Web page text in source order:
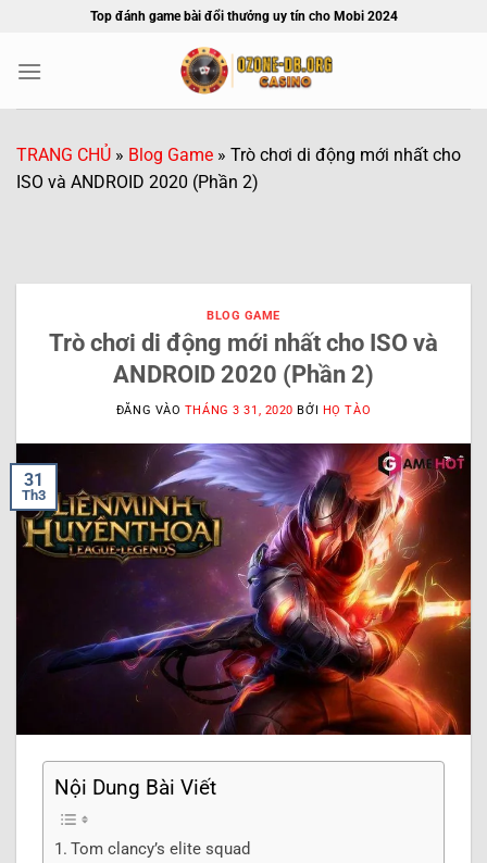
nội
Top đánh game bài đổi thưởng uy tín cho Mobi 2024
TRANG CHỦ » Blog Game » Trò chơi di động mới nhất cho
ISO và ANDROID 2020 (Phần 2)
BLOG GAME
Trò chơi di động mới nhất cho ISO và
ANDROID 2020 (Phần 2)
ĐĂNG VÀO THÁNG 3 31, 2020 BỞI HỌ TÀO
31
Th3
Nội Dung Bài Viết
Tom clancy’s elite squad